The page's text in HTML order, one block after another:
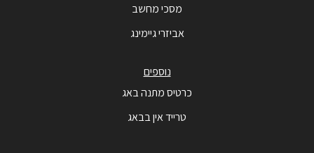
מסכי מחשב
אביזרי גיימינג
נוספים
כרטיס מתנה באג
טרייד אין בבאג